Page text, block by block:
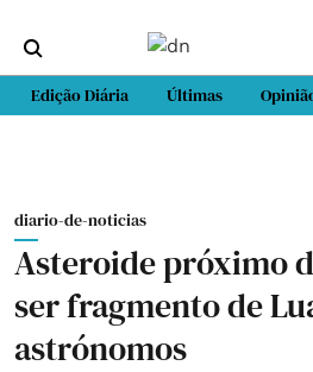
Edição Diária Últimas
diario-de-noticias
Asteroide próximo
ser fragmento de
astrónomos